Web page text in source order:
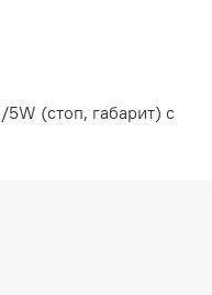
(стоп, габарит) с